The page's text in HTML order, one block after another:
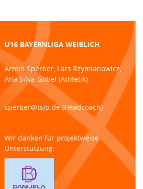
U16 BAYERNLIGA WEIBLICH
Armin Sperber, Lars Rzymianowicz,
Ana Silva-Göbel (Athletik)
sperber@tsjb.de (Headcoach)
Wir danken für projektweise
Unterstützung: